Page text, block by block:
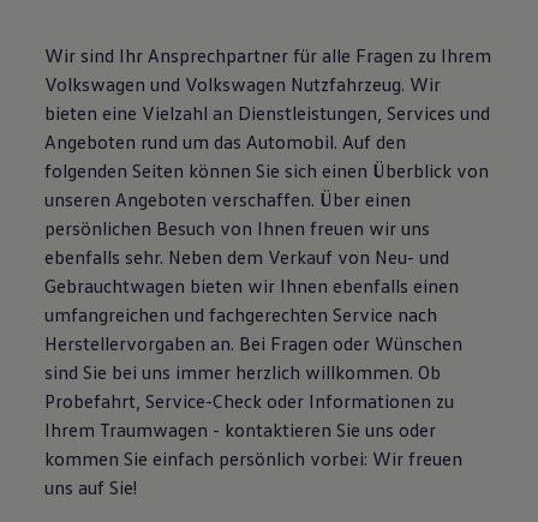
Transport
Familie
Elektromobilität
Pannen- und Unfallhilfe
Volkswagen Kundenbetreuung
Wir sind Ihr Ansprechpartner für alle Fragen zu Ihrem
Volkswagen und Volkswagen Nutzfahrzeug. Wir
bieten eine Vielzahl an Dienstleistungen, Services und
Angeboten rund um das Automobil. Auf den
folgenden Seiten können Sie sich einen Überblick von
unseren Angeboten verschaffen. Über einen
persönlichen Besuch von Ihnen freuen wir uns
ebenfalls sehr. Neben dem Verkauf von Neu- und
Gebrauchtwagen bieten wir Ihnen ebenfalls einen
umfangreichen und fachgerechten Service nach
Herstellervorgaben an. Bei Fragen oder Wünschen
sind Sie bei uns immer herzlich willkommen. Ob
Probefahrt, Service-Check oder Informationen zu
Ihrem Traumwagen - kontaktieren Sie uns oder
kommen Sie einfach persönlich vorbei: Wir freuen
uns auf Sie!